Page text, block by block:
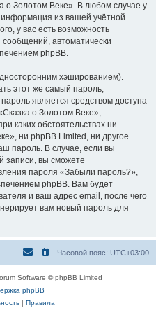
о Золотом Веке». В любом случае у
информация из вашей учётной
у вас есть возможность
сообщений, автоматически
phpBB.
хэшированием).
этот же самый пароль,
является средством доступа
о Золотом Веке»,
каких обстоятельствах ни
ни phpBB Limited, ни другое
пароль. В случае, если вы
записи, вы сможете
пароля «Забыли пароль?»,
phpBB. Вам будет
и ваш адрес email, после чего
вам новый пароль для
Часовой пояс: UTC+03:00
Software © phpBB Limited
phpBB
| Правила